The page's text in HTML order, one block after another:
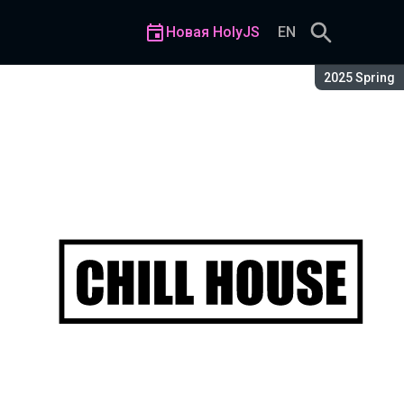
Сезон:
2025 Spring
Новая HolyJS EN